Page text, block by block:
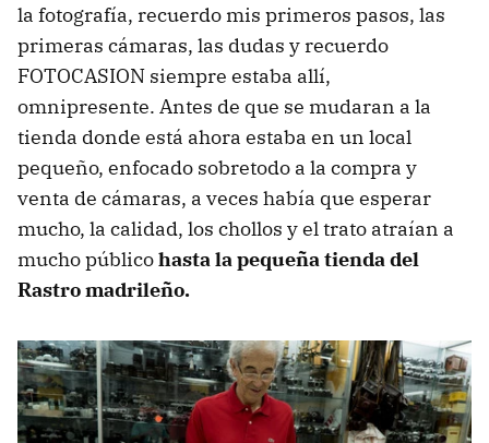
la fotografía, recuerdo mis primeros pasos, las
primeras cámaras, las dudas y recuerdo
FOTOCASION siempre estaba allí,
omnipresente. Antes de que se mudaran a la
tienda donde está ahora estaba en un local
pequeño, enfocado sobretodo a la compra y
venta de cámaras, a veces había que esperar
mucho, la calidad, los chollos y el trato atraían a
mucho públicohasta la pequeña tienda del
Rastro madrileño.